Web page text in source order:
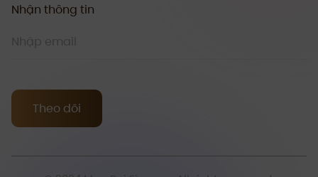
Nhận thông tin
Theo dõi